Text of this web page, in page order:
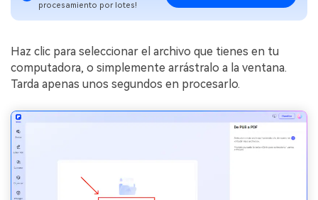
procesamiento por lotes!
Haz clic para seleccionar el archivo que tienes en tu
computadora, o simplemente arrástralo a la ventana.
Tarda apenas unos segundos en procesarlo.